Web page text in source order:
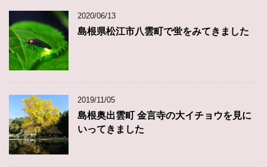
2020/06/13
島根県松江市八雲町で蛍をみてきました
2019/11/05
島根奥出雲町 金言寺の大イチョウを見に
いってきました